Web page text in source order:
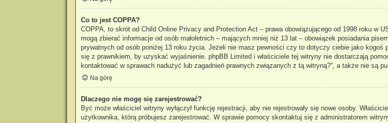
Co to jest COPPA?
COPPA, to skrót od Child Online Privacy and Protection Act – prawa obowiązującego od 1998 roku w
mogą zbierać informacje od osób małoletnich – mających mniej niż 13 lat – obowiązek posiadania
prywatnych od osób poniżej 13 roku życia. Jeżeli nie masz pewności czy to dotyczy ciebie jako kogoś
się z prawnikiem, by uzyskać wyjaśnienie. phpBB Limited i właściciele tej witryny nie dostarczają
kontaktować w sprawach nadużyć lub zagadnień prawnych związanych z tą witryną?”, a także nie są
Na górę
Dlaczego nie mogę się zarejestrować?
Być może właściciel witryny wyłączył funkcję rejestracji, aby nie rejestrowały się nowe osoby.
użytkownika, którą próbujesz zarejestrować. W sprawie pomocy skontaktuj się z administratorem